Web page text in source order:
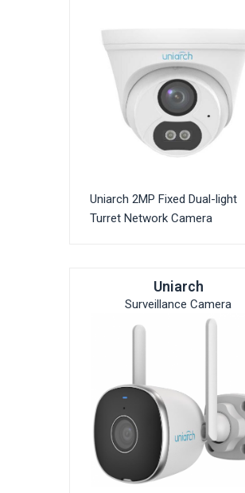
Uniarch 2MP Fixed Dual-light
Turret Network Camera
Uniarch
Surveillance Camera